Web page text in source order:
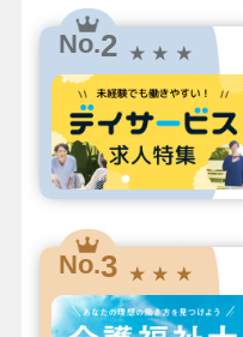
No.2 ★ ★ ★
No.3 ★ ★ ★